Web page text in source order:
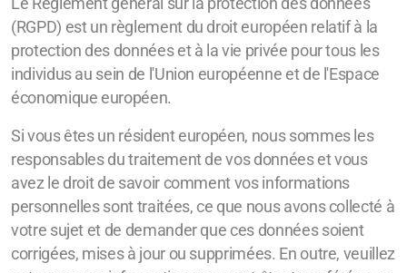
Le Règlement général sur la protection des données
(RGPD) est un règlement du droit européen relatif à la
protection des données et à la vie privée pour tous les
individus au sein de l'Union européenne et de l'Espace
économique européen.
Si vous êtes un résident européen, nous sommes les
responsables du traitement de vos données et vous
avez le droit de savoir comment vos informations
personnelles sont traitées, ce que nous avons collecté à
votre sujet et de demander que ces données soient
corrigées, mises à jour ou supprimées. En outre, veuillez